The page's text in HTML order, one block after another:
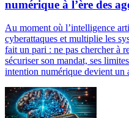
numérique à l’ère des
Au moment où l’intelligence
cyberattaques et multiplie les
fait un pari : ne pas chercher à
sécuriser son mandat, ses
intention numérique devient un